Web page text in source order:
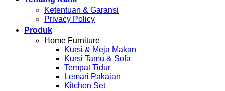
Ketentuan & Garansi
Privacy Policy
Produk
Home Furniture
Kursi & Meja Makan
Kursi Tamu & Sofa
Tempat Tidur
Lemari Pakaian
Kitchen Set